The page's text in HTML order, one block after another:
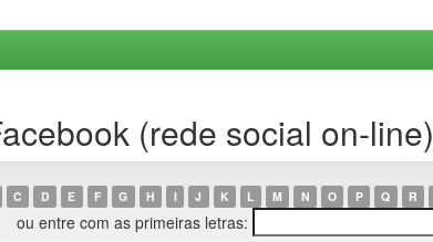
(rede social on-line)
C D E F G H I J K L M N O P Q R
ou entre com as primeiras letras: